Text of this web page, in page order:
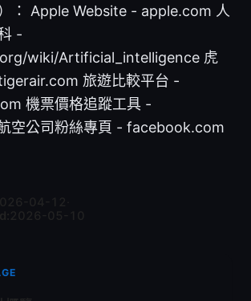
： Apple Website - apple.com 人
-
wiki/Artificial_intelligence 虎
旅遊比較平台 -
機票價格追蹤工具 -
空公司粉絲專頁 - facebook.com